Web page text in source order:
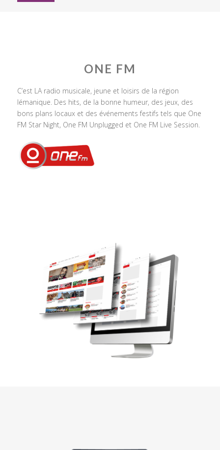
ONE FM
C’est LA radio musicale, jeune et loisirs de la région
lémanique. Des hits, de la bonne humeur, des jeux, des
bons plans locaux et des événements festifs tels que One
FM Star Night, One FM Unplugged et One FM Live Session.